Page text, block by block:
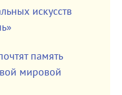
искусств
память
мировой